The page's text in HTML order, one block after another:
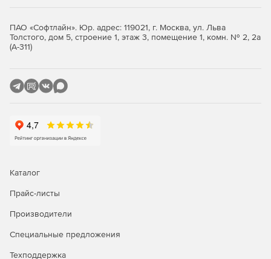
Преимущества WorksPad:
Многозадачность (одновременная работа со
Возможность расширять функциональность
приложения с помощью ботов/микроприложений для
облака.
персональными данными.
ПАО «Софтлайн». Юр. адрес: 119021, г. Москва, ул. Льва
Толстого, дом 5, строение 1, этаж 3, помещение 1, комн. № 2, 2а
(А-311)
Каталог
Прайс-листы
Производители
Специальные предложения
Техподдержка